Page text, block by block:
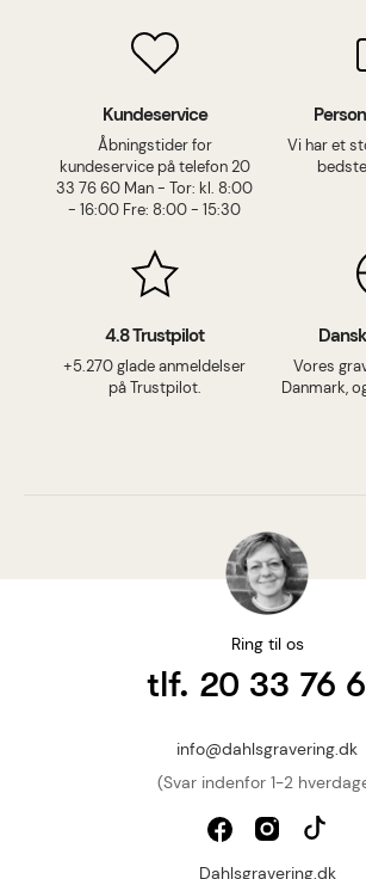
Kundeservice
Åbningstider for
kundeservice på telefon 20
33 76 60 Man - Tor: kl. 8:00
- 16:00 Fre: 8:00 - 15:30
Vi har et
4.8 Trustpilot
+5.270 glade anmeldelser
på Trustpilot.
Vores
Danmark,
Ring til os
tlf. 20 33 76
info@dahlsgravering.dk
(Svar indenfor 1-2
Dahlsgravering.dk